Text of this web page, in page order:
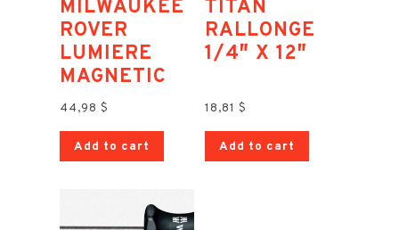
MILWAUKEE
ROVER
LUMIERE
MAGNETIC
44,98 $
Add to cart
TITAN
RALLONGE
1/4″ X 12″
18,81$
Add to cart